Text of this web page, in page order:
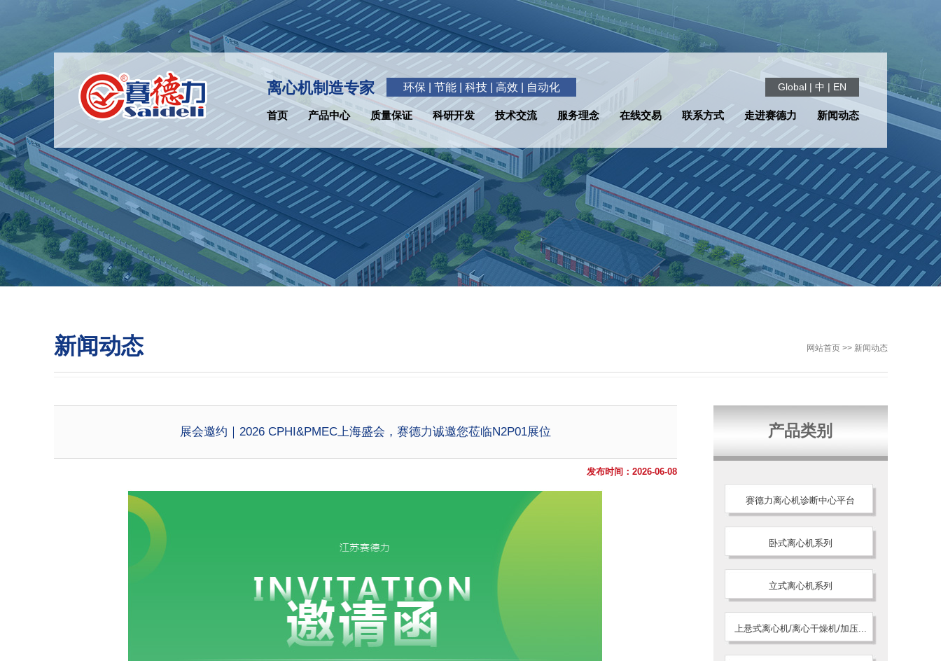
离心机制造专家 环保 | 节能 | 科技 | 高效 | 自动化 Global | 中 | EN
首页 产品中心 质量保证 科研开发 技术交流 服务理念 在线交易 联系方式 走进赛德力 新闻动态
新闻动态 网站首页>> 新闻动态
展会邀约｜2026 CPHI&PMEC上海盛会，赛德力诚邀您莅临N2P01展位
发布时间：2026-06-08
产品类别
赛德力离心机诊断中心平台
卧式离心机系列
立式离心机系列
上悬式离心机/离心干燥机/加压...